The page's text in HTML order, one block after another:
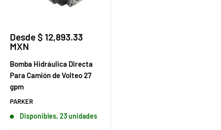
Precio
de
Desde $ 12,893.33
MXN
Bomba Hidráulica Directa
Para Camión de Volteo 27
gpm
PARKER
Disponibles, 23 unidades